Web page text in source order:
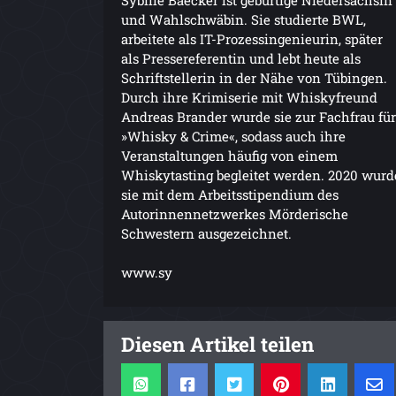
und Wahlschwäbin. Sie studierte BWL,
arbeitete als IT-Prozessingenieurin, später
als Pressereferentin und lebt heute als
Schriftstellerin in der Nähe von Tübingen.
Durch ihre Krimiserie mit Whiskyfreund
Andreas Brander wurde sie zur Fachfrau für
»Whisky & Crime«, sodass auch ihre
Veranstaltungen häufig von einem
Whiskytasting begleitet werden. 2020
sie mit dem Arbeitsstipendium des
Autorinnennetzwerkes Mörderische
Schwestern ausgezeichnet.
www.sy
Diesen Artikel teilen